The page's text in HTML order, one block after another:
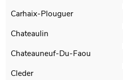
Carhaix-Plouguer
Chateaulin
Chateauneuf-Du-Faou
Cleder